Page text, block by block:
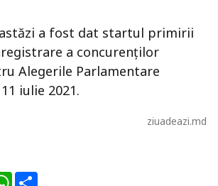
a fost dat startul primirii
a concurenților
Alegerile Parlamentare
iulie 2021.
ziuadeazi.md
WhatsApp